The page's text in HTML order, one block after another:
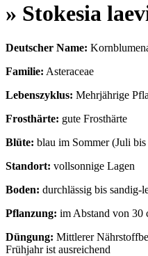
» Stokesia
Deutscher Name:
Familie: Asteraceae
Lebenszyklus: Mehrjährige
Frosthärte: gute Frosthärte
Blüte: blau im Sommer (Juli bis
Standort: vollsonnige Lagen
Boden: durchlässig bis sandig-
Pflanzung: im Abstand von 30
Düngung: Mittlerer
Frühjahr ist ausreichend